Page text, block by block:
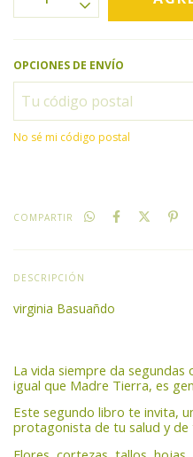
OPCIONES DE ENVÍO
No sé mi código postal
COMPARTIR
DESCRIPCIÓN
virginia Basuañdo
La vida siempre da
igual que Madre Tierra, es
Este segundo libro te invita,
protagonista de tu salud y de